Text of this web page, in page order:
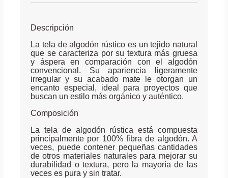
Descripción
La tela de algodón rústico es un tejido natural
que se caracteriza por su textura más gruesa
y áspera en comparación con el algodón
convencional. Su apariencia ligeramente
irregular y su acabado mate le otorgan un
encanto especial, ideal para proyectos que
buscan un estilo más orgánico y auténtico.
Composición
La tela de algodón rústica está compuesta
principalmente por 100% fibra de algodón. A
veces, puede contener pequeñas cantidades
de otros materiales naturales para mejorar su
durabilidad o textura, pero la mayoría de las
veces es pura y sin tratar.